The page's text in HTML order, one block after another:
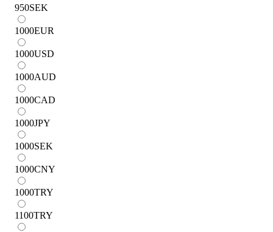
950SEK
1000EUR
1000USD
1000AUD
1000CAD
1000JPY
1000SEK
1000CNY
1000TRY
1100TRY